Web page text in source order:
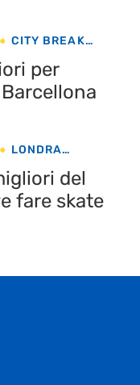
CITY BREAK
per
LONDRA
del
fare skate